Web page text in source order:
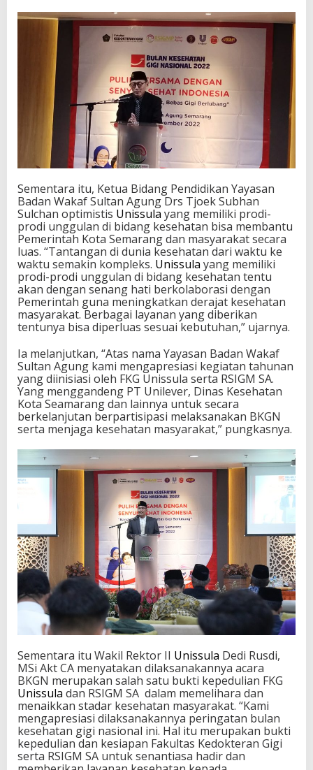
Sementara itu, Ketua Bidang Pendidikan Yayasan
Badan Wakaf Sultan Agung Drs Tjoek Subhan
Sulchan optimistis Unissula yang memiliki prodi-
prodi unggulan di bidang kesehatan bisa membantu
Pemerintah Kota Semarang dan masyarakat secara
luas. “Tantangan di dunia kesehatan dari waktu ke
waktu semakin kompleks. Unissula yang memiliki
prodi-prodi unggulan di bidang kesehatan tentu
akan dengan senang hati berkolaborasi dengan
Pemerintah guna meningkatkan derajat kesehatan
masyarakat. Berbagai layanan yang diberikan
tentunya bisa diperluas sesuai kebutuhan,” ujarnya.
Ia melanjutkan, “Atas nama Yayasan Badan Wakaf
Sultan Agung kami mengapresiasi kegiatan tahunan
yang diinisiasi oleh FKG Unissula serta RSIGM SA.
Yang menggandeng PT Unilever, Dinas Kesehatan
Kota Seamarang dan lainnya untuk secara
berkelanjutan berpartisipasi melaksanakan BKGN
serta menjaga kesehatan masyarakat,” pungkasnya.
Sementara itu Wakil Rektor II Unissula Dedi Rusdi,
MSi Akt CA menyatakan dilaksanakannya acara
BKGN merupakan salah satu bukti kepedulian FKG
Unissula dan RSIGM SA dalam memelihara dan
menaikkan stadar kesehatan masyarakat. “Kami
mengapresiasi dilaksanakannya peringatan bulan
kesehatan gigi nasional ini. Hal itu merupakan bukti
kepedulian dan kesiapan Fakultas Kedokteran Gigi
serta RSIGM SA untuk senantiasa hadir dan